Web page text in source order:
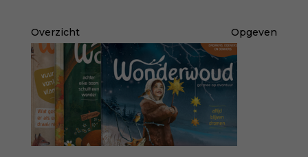
Overzicht Opgeven